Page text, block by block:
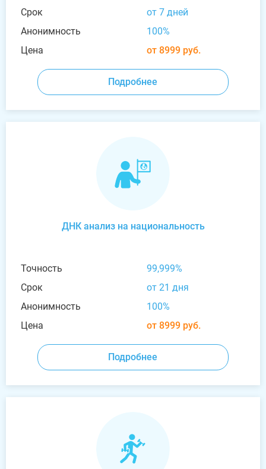
Срок
от 7 дней
Анонимность
100%
Цена
от 8999 руб.
Подробнее
ДНК анализ на национальность
Точность
99,999%
Срок
от 21 дня
Анонимность
100%
Цена
от 8999 руб.
Подробнее